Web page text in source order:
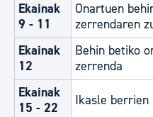
Ekainak
9 - 11
Onartuen
zerrendaren
Ekainak
12
Behin betiko
zerrenda
Ekainak
15 - 22
Ikasle